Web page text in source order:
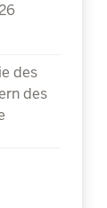
des
des